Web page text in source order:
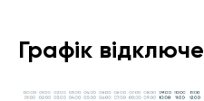
Графік